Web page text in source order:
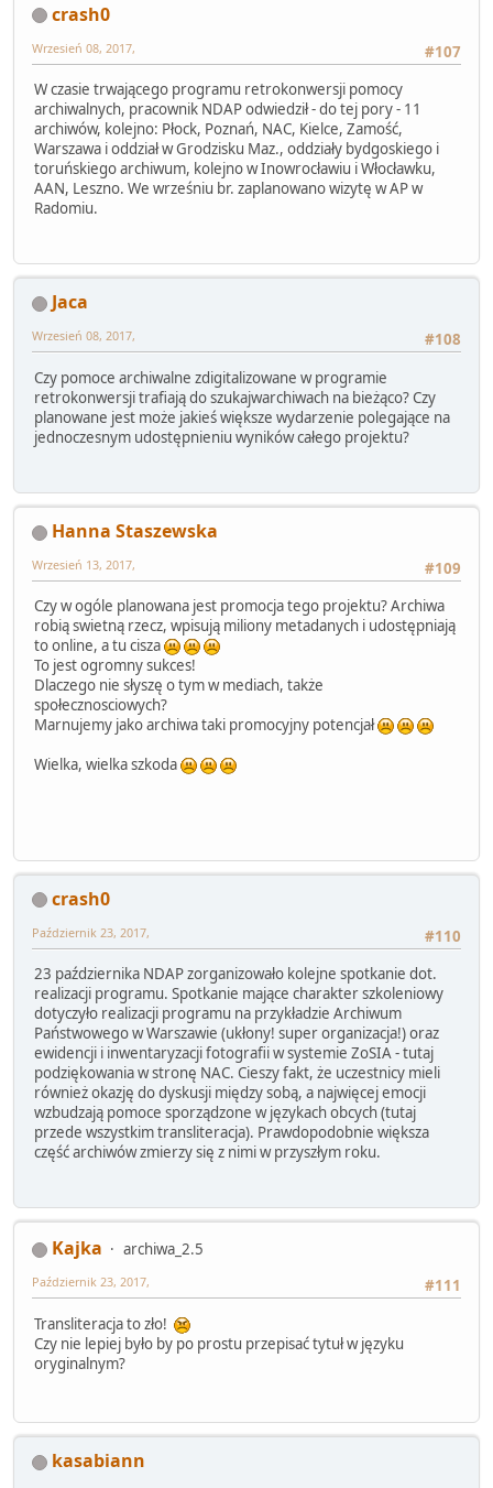
crash0
#107
Wrzesień 08, 2017,
W czasie trwającego programu retrokonwersji pomocy
archiwalnych, pracownik NDAP odwiedził - do tej pory - 11
archiwów, kolejno: Płock, Poznań, NAC, Kielce, Zamość,
Warszawa i oddział w Grodzisku Maz., oddziały bydgoskiego i
toruńskiego archiwum, kolejno w Inowrocławiu i Włocławku,
AAN, Leszno. We wrześniu br. zaplanowano wizytę w AP w
Radomiu.
Jaca
#108
Wrzesień 08, 2017,
Czy pomoce archiwalne zdigitalizowane w programie
retrokonwersji trafiają do szukajwarchiwach na bieżąco? Czy
planowane jest może jakieś większe wydarzenie polegające na
jednoczesnym udostępnieniu wyników całego projektu?
Hanna Staszewska
#109
Wrzesień 13, 2017,
Czy w ogóle planowana jest promocja tego projektu? Archiwa
robią swietną rzecz, wpisują miliony metadanych i udostępniają
to online, a tu cisza
To jest ogromny sukces!
Dlaczego nie słyszę o tym w mediach, także
społecznosciowych?
Marnujemy jako archiwa taki promocyjny potencjał
Wielka, wielka szkoda
crash0
#110
Październik 23, 2017,
23 października NDAP zorganizowało kolejne spotkanie dot.
realizacji programu. Spotkanie mające charakter szkoleniowy
dotyczyło realizacji programu na przykładzie Archiwum
Państwowego w Warszawie (ukłony! super organizacja!) oraz
ewidencji i inwentaryzacji fotografii w systemie ZoSIA - tutaj
podziękowania w stronę NAC. Cieszy fakt, że uczestnicy mieli
również okazję do dyskusji między sobą, a najwięcej emocji
wzbudzają pomoce sporządzone w językach obcych (tutaj
przede wszystkim transliteracja). Prawdopodobnie większa
część archiwów zmierzy się z nimi w przyszłym roku.
Kajka
archiwa_2.5
#111
Październik 23, 2017,
Transliteracja to zło!
Czy nie lepiej było by po prostu przepisać tytuł w języku
oryginalnym?
kasabiann